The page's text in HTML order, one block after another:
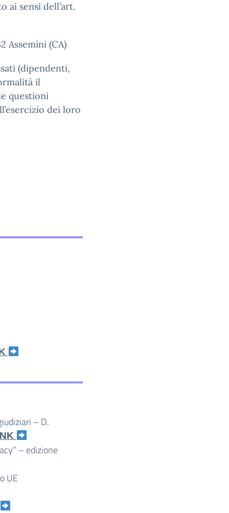
ai sensi dell’art.
Assemini (CA)
(dipendenti,
il
questioni
dei loro
– D.
– edizione
UE